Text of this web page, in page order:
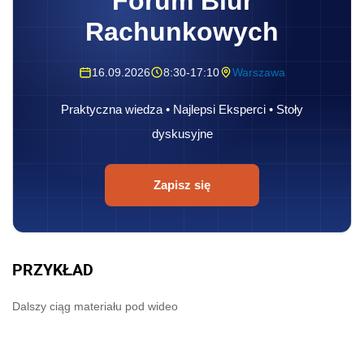
Rachunkowych
16.09.2026 8:30-17:10 Warszawa
Praktyczna wiedza • Najlepsi Eksperci • Stoły
dyskusyjne
Zapisz się
PRZYKŁAD
Dalszy ciąg materiału pod wideo